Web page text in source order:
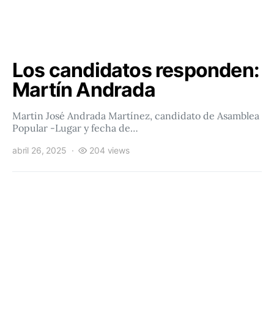
Los candidatos responden:
Martín Andrada
Martin José Andrada Martínez, candidato de Asamblea
Popular -Lugar y fecha de…
abril 26, 2025 204 views